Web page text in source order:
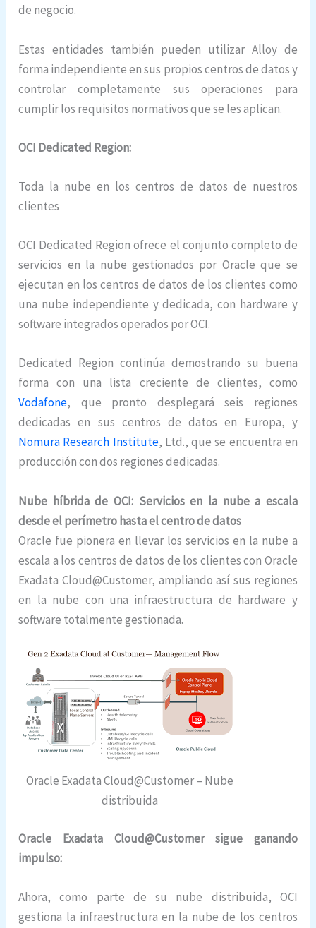
de negocio.
Estas entidades también pueden utilizar Alloy de
forma independiente en sus propios centros de datos y
controlar completamente sus operaciones para
cumplir los requisitos normativos que se les aplican.
OCI Dedicated Region:
Toda la nube en los centros de datos de nuestros
clientes
OCI Dedicated Region ofrece el conjunto completo de
servicios en la nube gestionados por Oracle que se
ejecutan en los centros de datos de los clientes como
una nube independiente y dedicada, con hardware y
software integrados operados por OCI.
Dedicated Region continúa demostrando su buena
forma con una lista creciente de clientes, como
Vodafone, que pronto desplegará seis regiones
dedicadas en sus centros de datos en Europa, y
Nomura Research Institute, Ltd., que se encuentra en
producción con dos regiones dedicadas.
Nube híbrida de OCI: Servicios en la nube a escala
desde el perímetro hasta el centro de datos
Oracle fue pionera en llevar los servicios en la nube a
escala a los centros de datos de los clientes con Oracle
Exadata Cloud@Customer, ampliando así sus regiones
en la nube con una infraestructura de hardware y
software totalmente gestionada.
Oracle Exadata Cloud@Customer – Nube
distribuida
Oracle Exadata Cloud@Customer sigue ganando
impulso:
Ahora, como parte de su nube distribuida, OCI
gestiona la infraestructura en la nube de los centros